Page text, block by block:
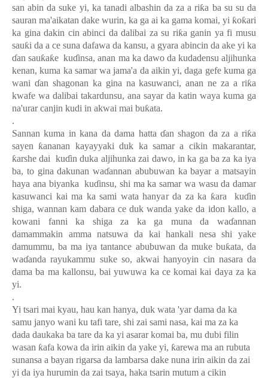
san abin da suke yi, ka tanadi albashin da za a riƙa ba su su da
sauran ma'aikatan dake wurin, ka ga ai ka gama komai, yi ƙoƙari
ka gina dakin cin abinci da dalibai za su riƙa ganin ya fi musu
sauƙi da a ce suna dafawa da kansu, a gyara abincin da ake yi ka
ɗan sauƙaƙe kuɗinsa, anan ma ka dawo da kudadensu aljihunka
kenan, kuma ka samar wa jama'a da aikin yi, daga gefe kuma ga
wani ɗan shagonan ka gina na kasuwanci, anan ne za a riƙa
kwafe wa dalibai takardunsu, ana sayar da katin waya kuma ga
na'urar canjin kudi in akwai mai buƙata.
.
Sannan kuma in kana da dama hatta ɗan shagon da za a riƙa
sayen ƙananan kayayyaki duk ka samar a cikin makarantar,
ƙarshe dai kuɗin duka aljihunka zai dawo, in ka ga ba za ka iya
ba, to gina dakunan waɗannan abubuwan ka bayar a matsayin
haya ana biyanka kuɗinsu, shi ma ka samar wa wasu da damar
kasuwanci kai ma ka sami wata hanyar da za ka ƙara kuɗin
shiga, wannan kam dabara ce duk wanda yake da idon kallo, a
kowani fanni ka shiga za ka ga muna da waɗannan
damammakin amma natsuwa da kai hankali nesa shi yake
damummu, ba ma iya tantance abubuwan da muke buƙata, da
waɗanda rayukammu suke so, akwai hanyoyin cin nasara da
dama ba ma kallonsu, bai yuwuwa ka ce komai kai daya za ka
yi.
.
Yi tsari mai kyau, hau kan hanya, duk wata 'yar dama da ka
samu janyo wani ku tafi tare, shi zai sami nasa, kai ma za ka
dada daukaka ba tare da ka yi asarar komai ba, mu dubi filin
wasan ƙafa kowa da irin aikin da yake yi, ƙarewa ma an rubuta
sunansa a bayan rigarsa da lambarsa dake nuna irin aikin da zai
yi da iya hurumin da zai tsaya, haka tsarin mutum a cikin